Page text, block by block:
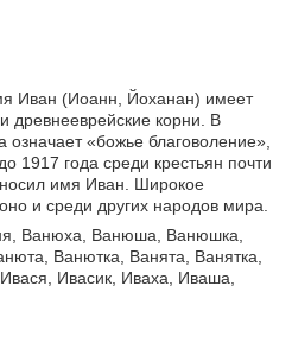
Иван (Иоанн, Йоханан) имеет
древнееврейские корни. В
означает «божье благоволение»,
1917 года среди крестьян почти
имя Иван. Широкое
и среди других народов мира.
Ванюха, Ванюша, Ванюшка,
Ванютка, Ванята, Ванятка,
Ивасик, Иваха, Иваша,